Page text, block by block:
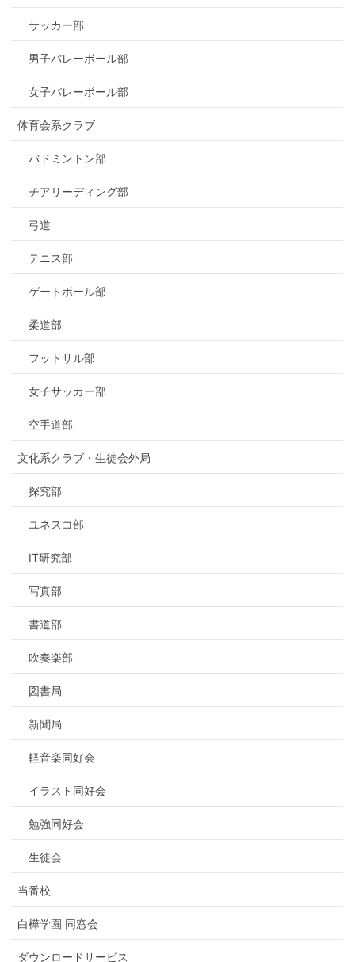
サッカー部
男子バレーボール部
女子バレーボール部
体育会系クラブ
バドミントン部
チアリーディング部
弓道
テニス部
ゲートボール部
柔道部
フットサル部
女子サッカー部
空手道部
文化系クラブ・生徒会外局
探究部
ユネスコ部
IT研究部
写真部
書道部
吹奏楽部
図書局
新聞局
軽音楽同好会
イラスト同好会
勉強同好会
生徒会
当番校
白樺学園 同窓会
ダウンロードサービス